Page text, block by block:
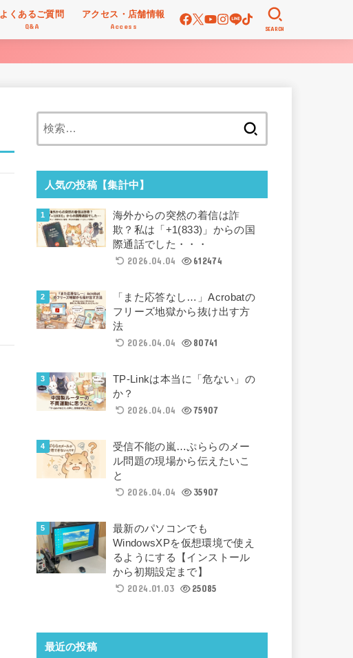
よくあるご質問
Q&A
アクセス・店舗情報
Access SEARCH
人気の投稿【集計中】
海外からの突然の着信は詐
欺？私は「+1(833)」からの国
際通話でした・・・
2026.04.04
612474
「また応答なし…」Acrobatの
フリーズ地獄から抜け出す方
法
2026.04.04
80741
TP-Linkは本当に「危ない」の
か？
2026.04.04
75907
受信不能の嵐…ぷららのメー
ル問題の現場から伝えたいこ
と
2026.04.04
35907
最新のパソコンでも
WindowsXPを仮想環境で使え
るようにする【インストール
から初期設定まで】
2024.01.03
25085
最近の投稿